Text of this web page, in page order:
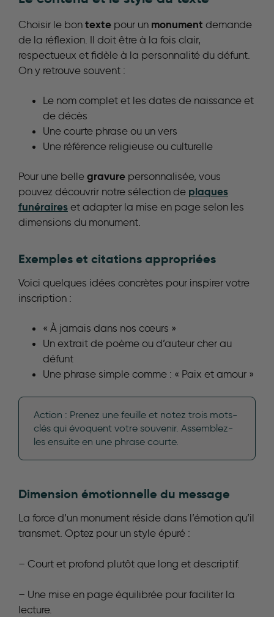
Choisir le bon texte pour un monument demande
de la réflexion. Il doit être à la fois clair,
respectueux et fidèle à la personnalité du défunt.
On y retrouve souvent :
Le nom complet et les dates de naissance et
de décès
Une courte phrase ou un vers
Une référence religieuse ou culturelle
Pour une belle gravure personnalisée, vous
pouvez découvrir notre sélection de plaques
funéraires et adapter la mise en page selon les
dimensions du monument.
Exemples et citations appropriées
Voici quelques idées concrètes pour inspirer votre
inscription :
« À jamais dans nos cœurs »
Un extrait de poème ou d’auteur cher au
défunt
Une phrase simple comme : « Paix et amour »
Action : Prenez une feuille et notez trois mots-
clés qui évoquent votre souvenir. Assemblez-
les ensuite en une phrase courte.
Dimension émotionnelle du message
La force d’un monument réside dans l’émotion qu’il
transmet. Optez pour un style épuré :
– Court et profond plutôt que long et descriptif.
– Une mise en page équilibrée pour faciliter la
lecture.